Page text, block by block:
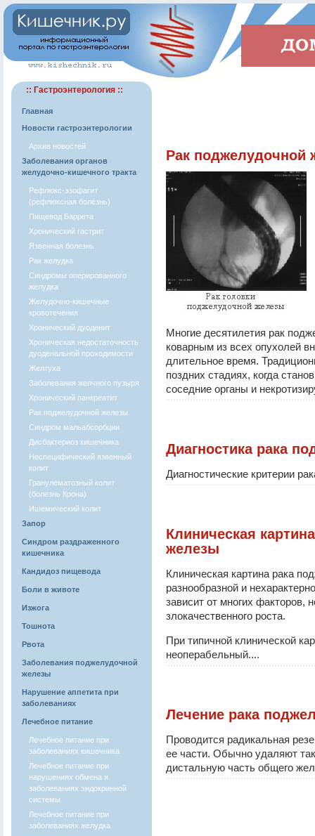
:: Гастроэнтерология ::
Главная
Новости гастроэнтерологии
Архив новостей
Заболевания органов
желудочно-кишечного тракта
Рефлюкс-эзофагит
(рефлюксная болезнь)
Пищевод Баррета
Хронический гастрит
Язвенная болезнь
Рак желудка
Синдромы оперированного
желудка
Желудочно-кишечные
кровотечения
Хронический дуоденит
Хроническая недостаточность
дуоденальной проходимости
Желтуха
Заболевания желчного пузыря
Хронический панкреатит
Рак поджелудочной железы
Синдром мальабсорбции
Дисбактериоз кишечника
Неспецифический язвенный
колит
Гранулематозный колит
(болезнь Крона)
Ишемический колит
Запор
Синдром раздраженного
кишечника
Кандидоз пищевода
Боли в животе
Изжога
Тошнота
Рвота
Заболевания поджелудочной
железы
Нарушение аппетита при
заболеваниях
Лечебное питание
Лечебное питание при
заболеваниях кишечника
Лечебное питание при
нарушениях обмена и
заболеваниях эндокринной
системы
Лечебное питание при
заболеваниях желудка
Рак поджелудочной
Многие десятилетия рак
коварным из всех опухолей
длительное время.
поздних стадиях, когда
соседние органы и
Диагностика рака
Диагностические критерии
Клиническая
железы
Клиническая картина рака
разнообразной и
зависит от многих факторов,
злокачественного роста.
При типичной клинической
неоперабельный....
Лечение рака
Проводится радикальная
ее части. Обычно удаляют
дистальную часть общего